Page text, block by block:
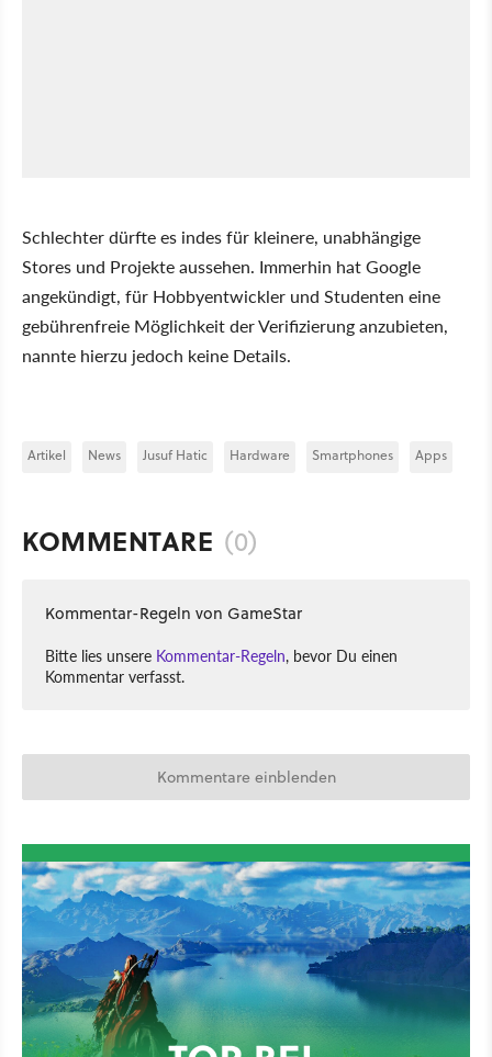
Schlechter dürfte es indes für kleinere, unabhängige
Stores und Projekte aussehen. Immerhin hat Google
angekündigt, für Hobbyentwickler und Studenten eine
gebührenfreie Möglichkeit der Verifizierung anzubieten,
nannte hierzu jedoch keine Details.
Artikel News Jusuf Hatic Hardware Smartphones Apps
KOMMENTARE (0)
Kommentar-Regeln von GameStar
Bitte lies unsere Kommentar-Regeln, bevor Du einen
Kommentar verfasst.
Kommentare einblenden